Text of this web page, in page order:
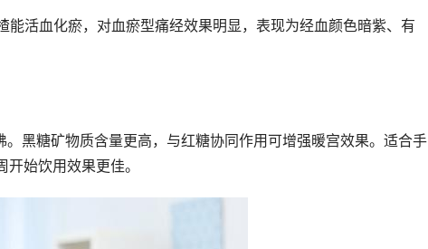
活血化瘀，对血瘀型痛经效果明显，表现为经血颜色暗紫、有
黑糖矿物质含量更高，与红糖协同作用可增强暖宫效果。适合手
始饮用效果更佳。